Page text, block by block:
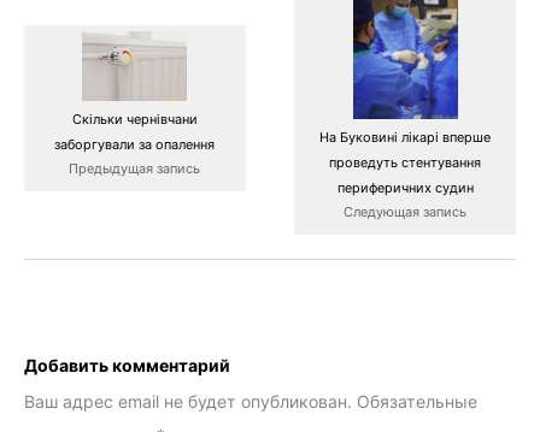
Скільки чернівчани
заборгували за опалення
Предыдущая запись
На Буковині лікарі вперше
проведуть стентування
периферичних судин
Следующая запись
Добавить комментарий
Ваш адрес email не будет опубликован. Обязательные